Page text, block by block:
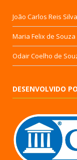
João Carlos Reis Silva
Maria Felix de Souza
Odair Coelho de
DESENVOLVIDO